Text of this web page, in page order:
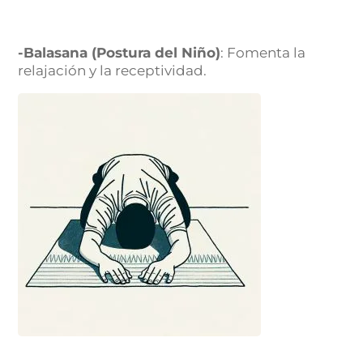
-Balasana (Postura del Niño): Fomenta la
relajación y la receptividad.